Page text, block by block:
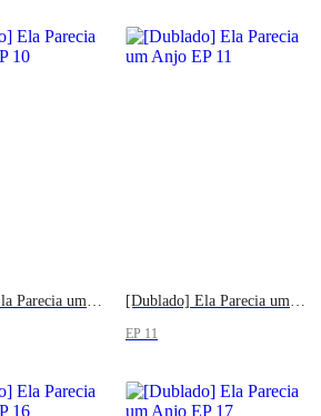
[Dublado] Ela Parecia um Anjo [Dublado] Ela Parecia um Anjo
EP 11